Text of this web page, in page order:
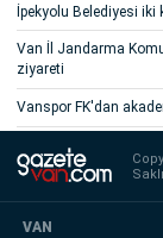
İpekyolu Belediyesi iki
Van İl Jandarma
ziyareti
Vanspor FK'dan
VAN